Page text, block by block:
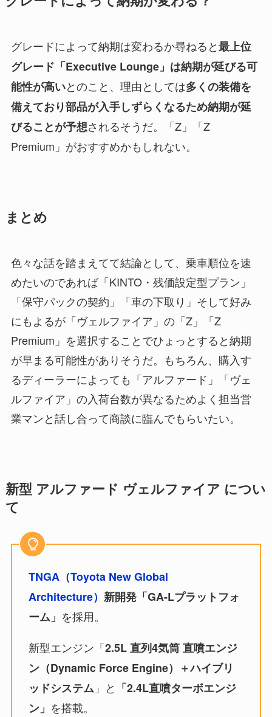
グレードによって納期は変わるか尋ねると最上位
グレード「Executive Lounge」は納期が延びる可
能性が高いとのこと、理由としては多くの装備を
備えており部品が入手しずらくなるため納期が延
びることが予想されるそうだ。「Z」「Z
Premium」がおすすめかもしれない。
まとめ
色々な話を踏まえてて結論として、乗車順位を速
めたいのであれば「KINTO・残価設定型プラン」
「保守パックの契約」「車の下取り」そして好み
にもよるが「ヴェルファイア」の「Z」「Z
Premium」を選択することでひょっとすると納期
が早まる可能性がありそうだ。もちろん、購入す
るディーラーによっても「アルファード」「ヴェ
ルファイア」の入荷台数が異なるためよく担当営
業マンと話し合って商談に臨んでもらいたい。
新型 アルファード ヴェルファイア につい
て
TNGA（Toyota New Global
Architecture） 新開発「GA-Lプラットフォ
ーム」 を採用。
新型エンジン「2.5L 直列4気筒 直噴エンジ
ン（Dynamic Force Engine）＋ハイブリ
ッドシステム」と 「2.4L直噴ターボエンジ
ン」 を搭載。